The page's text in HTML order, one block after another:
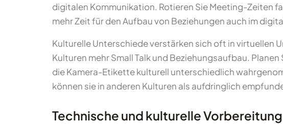
digitalen Kommunikation. Rotieren Sie Meeting-Zeiten
mehr Zeit für den Aufbau von Beziehungen auch im
Kulturelle Unterschiede verstärken sich oft in virtuellen
Kulturen mehr Small Talk und Beziehungsaufbau.
die Kamera-Etikette kulturell unterschiedlich
können sie in anderen Kulturen als aufdringlich
Technische und kulturelle Vorbereitung